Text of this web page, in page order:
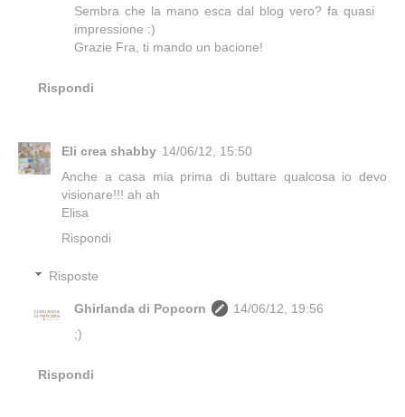
Sembra che la mano esca dal blog vero? fa quasi
impressione :)
Grazie Fra, ti mando un bacione!
Rispondi
Eli crea shabby 14/06/12, 15:50
Anche a casa mia prima di buttare qualcosa io devo
visionare!!! ah ah
Elisa
Rispondi
Risposte
Ghirlanda di Popcorn
14/06/12, 19:56
;)
Rispondi